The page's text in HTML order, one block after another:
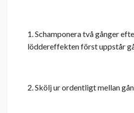
1. Schamponera två gånger
löddereffekten först uppstår
2. Skölj ur ordentligt mellan